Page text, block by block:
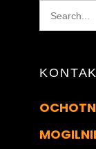
Search
for: